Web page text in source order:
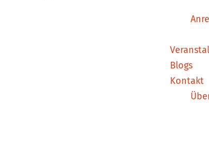
Blogs
Kontakt